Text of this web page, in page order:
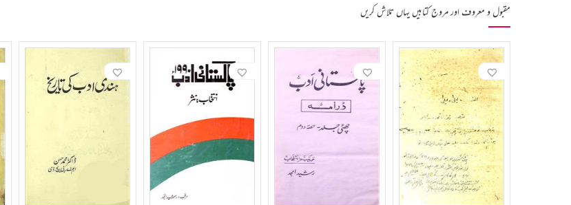
مقبول و معروف اور مروج کتابیں یہاں تلاش کریں